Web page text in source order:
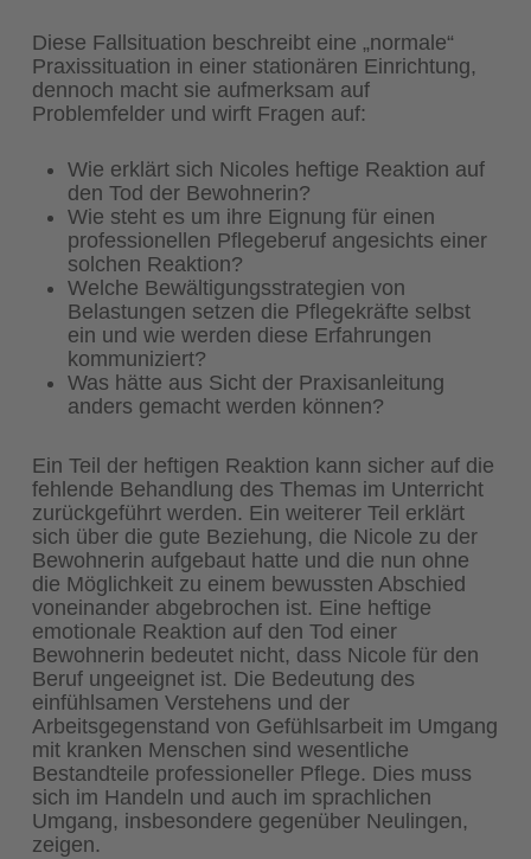
Diese Fallsituation beschreibt eine „normale“
Praxissituation in einer stationären Einrichtung,
dennoch macht sie aufmerksam auf
Problemfelder und wirft Fragen auf:
Wie erklärt sich Nicoles heftige Reaktion auf
den Tod der Bewohnerin?
Wie steht es um ihre Eignung für einen
professionellen Pflegeberuf angesichts einer
solchen Reaktion?
Welche Bewältigungsstrategien von
Belastungen setzen die Pflegekräfte selbst
ein und wie werden diese Erfahrungen
kommuniziert?
Was hätte aus Sicht der Praxisanleitung
anders gemacht werden können?
Ein Teil der heftigen Reaktion kann sicher auf die
fehlende Behandlung des Themas im Unterricht
zurückgeführt werden. Ein weiterer Teil erklärt
sich über die gute Beziehung, die Nicole zu der
Bewohnerin aufgebaut hatte und die nun ohne
die Möglichkeit zu einem bewussten Abschied
voneinander abgebrochen ist. Eine heftige
emotionale Reaktion auf den Tod einer
Bewohnerin bedeutet nicht, dass Nicole für den
Beruf ungeeignet ist. Die Bedeutung des
einfühlsamen Verstehens und der
Arbeitsgegenstand von Gefühlsarbeit im Umgang
mit kranken Menschen sind wesentliche
Bestandteile professioneller Pflege. Dies muss
sich im Handeln und auch im sprachlichen
Umgang, insbesondere gegenüber Neulingen,
zeigen.